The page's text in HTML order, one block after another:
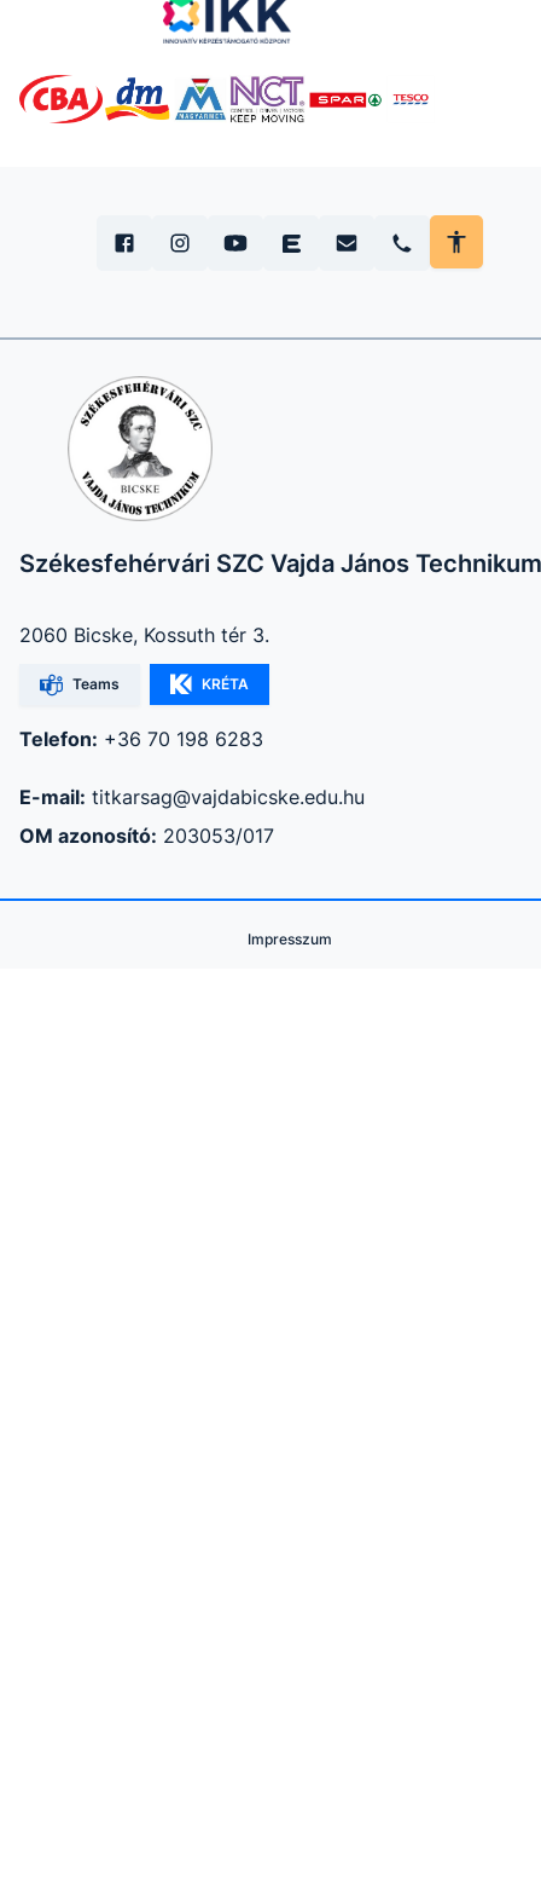
Székesfehérvári SZC Vajda János Technikum
2060 Bicske, Kossuth tér 3.
Teams KRÉTA
Telefon: +36 70 198 6283
E-mail: titkarsag@vajdabicske.edu.hu
OM azonosító: 203053/017
Impresszum